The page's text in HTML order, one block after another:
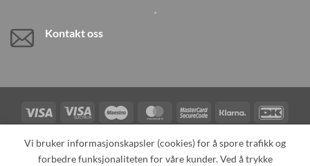
Kontakt oss
Visa
Visa
Electron
Maestro MasterCardMasterCard
2
Klarna
Card
TILBAKEKALLINGER KONTAKT OSS OM OSS
Vi bruker informasjonskapsler (cookies) for å spore trafikk og
forbedre funksjonaliteten for våre kunder. Ved å trykke